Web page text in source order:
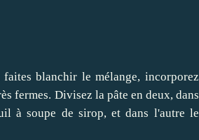
blanchir le mélange, incorporez
fermes. Divisez la pâte en deux, dans
à soupe de sirop, et dans l'autre le